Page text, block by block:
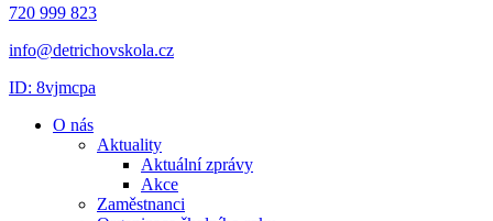
720 999 823
info@detrichovskola.cz
ID: 8vjmcpa
O nás
Aktuality
Aktuální zprávy
Akce
Zaměstnanci